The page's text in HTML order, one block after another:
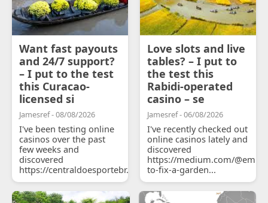
Want fast payouts
and 24/7 support?
– I put to the test
this Curacao-
licensed si
Jamesref - 08/08/2026
I've been testing online
casinos over the past
few weeks and
discovered
https://centraldoesportebr.substack.com/p/cucure...
Love slots and live
tables? – I put to
the test this
Rabidi-operated
casino – se
Jamesref - 06/08/2026
I've recently checked out
online casinos lately and
discovered
https://medium.com/
to-fix-a-garden...